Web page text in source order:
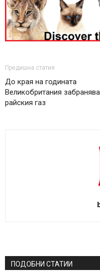
Предишна статия
До края на годината
Великобритания забранява
райския газ
ПОДОБНИ СТАТИИ